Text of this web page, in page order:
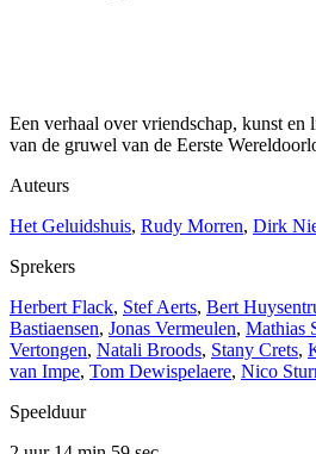
Een verhaal over vriendschap, kunst en
van de gruwel van de Eerste
Auteurs
Het Geluidshuis, Rudy Morren, Dirk
Sprekers
Herbert Flack, Stef Aerts, Bert
Bastiaensen, Jonas Vermeulen, Mathias
Vertongen, Natali Broods, Stany Crets,
van Impe, Tom Dewispelaere, Nico
Speelduur